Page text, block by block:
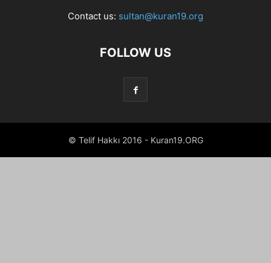
Contact us: sultan@kuran19.org
FOLLOW US
© Telif Hakkı 2016 - Kuran19.ORG